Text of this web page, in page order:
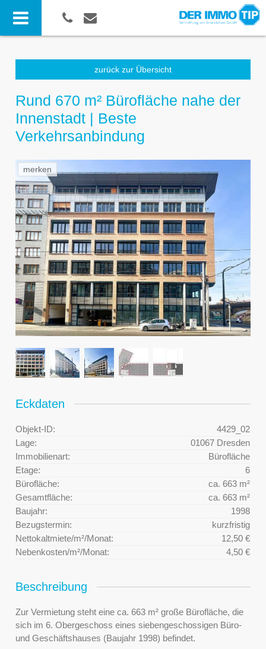
zurück zur Übersicht
Rund 670 m² Bürofläche nahe der
Innenstadt | Beste
Verkehrsanbindung
merken
Eckdaten
Objekt-ID:
4429_02
Lage:
01067 Dresden
Immobilienart:
Bürofläche
Etage:
6
Bürofläche:
ca. 663 m²
Gesamtfläche:
ca. 663 m²
Baujahr:
1998
Bezugstermin:
kurzfristig
Nettokaltmiete/m²/Monat:
12,50 €
Nebenkosten/m²/Monat:
4,50 €
Beschreibung
Zur Vermietung steht eine ca. 663 m² große Bürofläche, die
sich im 6. Obergeschoss eines siebengeschossigen Büro-
und Geschäftshauses (Baujahr 1998) befindet.